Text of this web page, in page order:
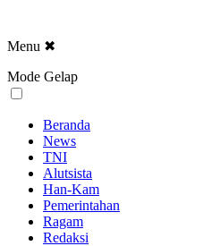
Menu ✖
Mode Gelap
Beranda
News
TNI
Alutsista
Han-Kam
Pemerintahan
Ragam
Redaksi